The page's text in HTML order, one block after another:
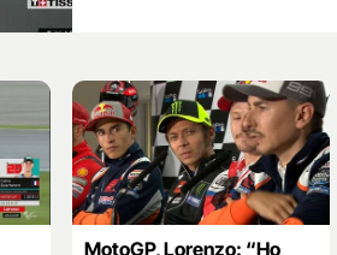
MotoGP, Lorenzo: “Ho